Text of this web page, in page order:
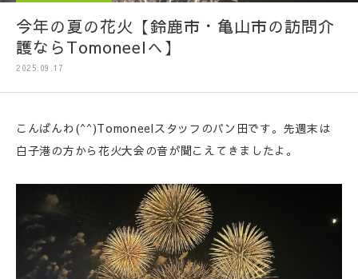
今年の夏の花火【鈴鹿市・亀山市の訪問介
護ならTomoneelへ】
2025.09.17
こんばんわ(^^)Tomoneelスタッフのパン田です。先週末は
白子港の方から花火大会の音が聞こえてきましたよ。